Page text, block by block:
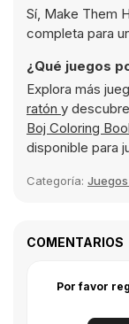
Sí, Make Them
completa para
¿Qué juegos
Explora más
ratón y
Boj Coloring
disponible para
Categoría:
COMENTARIOS
Por favor